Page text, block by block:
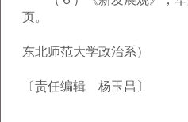
页。
（作者
东北师范大学政治系）
〔责任编辑 杨玉昌〕